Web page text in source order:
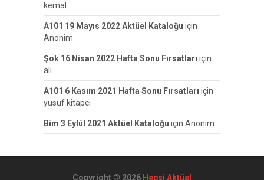
kemal
A101 19 Mayıs 2022 Aktüel Kataloğu için
Anonim
Şok 16 Nisan 2022 Hafta Sonu Fırsatları için
ali
A101 6 Kasım 2021 Hafta Sonu Fırsatları için
yusuf kitapcı
Bim 3 Eylül 2021 Aktüel Kataloğu için Anonim
Copyright © 2026 Hepsi Aktüel